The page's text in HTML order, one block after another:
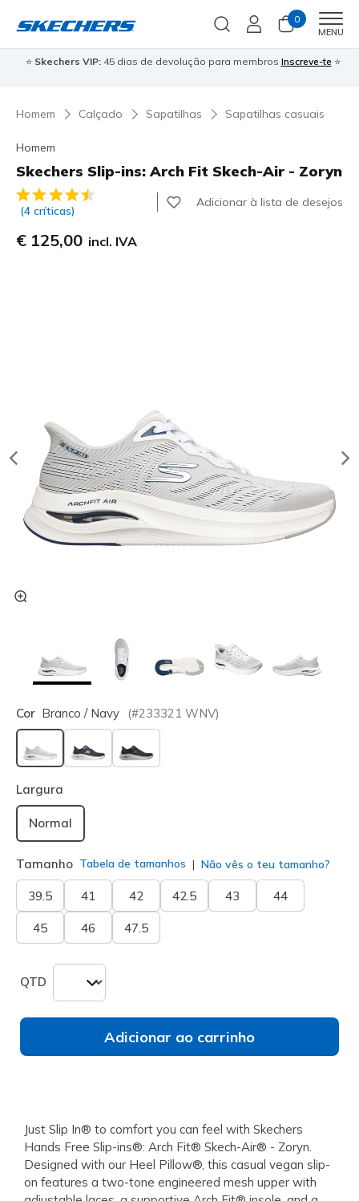
0
MENU
⭐Skechers VIP:45 dias de devolução para membrosInscreve-te⭐
Homem Calçado Sapatilhas Sapatilhas casuais
Homem
Skechers Slip-ins: Arch Fit Skech-Air - Zoryn
5 de 5 – Classificação do cliente
(4 críticas)
Adicionar à lista de desejos
€ 125,00 incl. IVA
Cor Branco / Navy (#233321 WNV)
selecionado
Largura
Normal
Tamanho Tabela de tamanhos Não vês o teu tamanho?
39.5 41 42 42.5 43 44
45 46 47.5
QTD
Adicionar ao carrinho
Just Slip In® to comfort you can feel with Skechers
Hands Free Slip-ins®: Arch Fit® Skech-Air® - Zoryn.
Designed with our Heel Pillow®, this casual vegan slip-
on features a two-tone engineered mesh upper with